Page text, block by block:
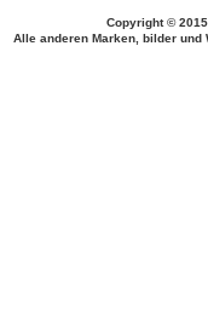
Copyright ©
Alle anderen Marken, bilder und